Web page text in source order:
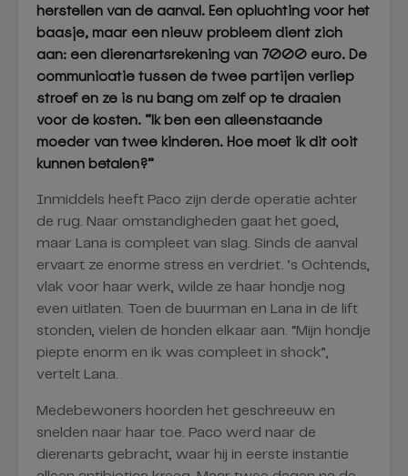
herstellen van de aanval. Een opluchting voor het
baasje, maar een nieuw probleem dient zich
aan: een dierenartsrekening van 7000 euro. De
communicatie tussen de twee partijen verliep
stroef en ze is nu bang om zelf op te draaien
voor de kosten. “Ik ben een alleenstaande
moeder van twee kinderen. Hoe moet ik dit ooit
kunnen betalen?”
Inmiddels heeft Paco zijn derde operatie achter
de rug. Naar omstandigheden gaat het goed,
maar Lana is compleet van slag. Sinds de aanval
ervaart ze enorme stress en verdriet. ’s Ochtends,
vlak voor haar werk, wilde ze haar hondje nog
even uitlaten. Toen de buurman en Lana in de lift
stonden, vielen de honden elkaar aan. “Mijn hondje
piepte enorm en ik was compleet in shock”,
vertelt Lana.
Medebewoners hoorden het geschreeuw en
snelden naar haar toe. Paco werd naar de
dierenarts gebracht, waar hij in eerste instantie